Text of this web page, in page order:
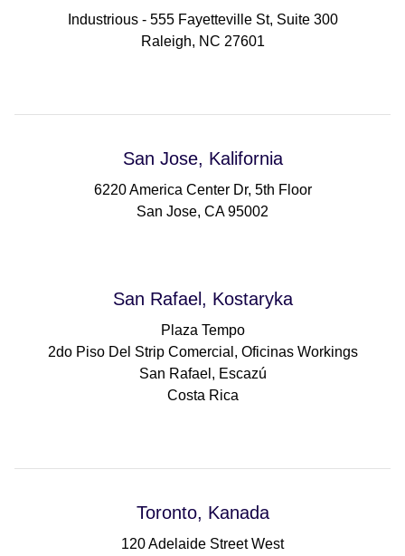
Industrious - 555 Fayetteville St, Suite 300
Raleigh, NC 27601
San Jose, Kalifornia
6220 America Center Dr, 5th Floor
San Jose, CA 95002
San Rafael, Kostaryka
Plaza Tempo
2do Piso Del Strip Comercial, Oficinas Workings
San Rafael, Escazú
Costa Rica
Toronto, Kanada
120 Adelaide Street West